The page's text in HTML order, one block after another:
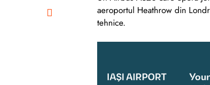
aeroportul Heathrow din
tehnice.